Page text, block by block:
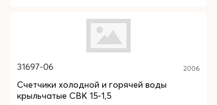
31697-06 2006
Счетчики холодной и горячей воды
крыльчатые СВК 15-1,5